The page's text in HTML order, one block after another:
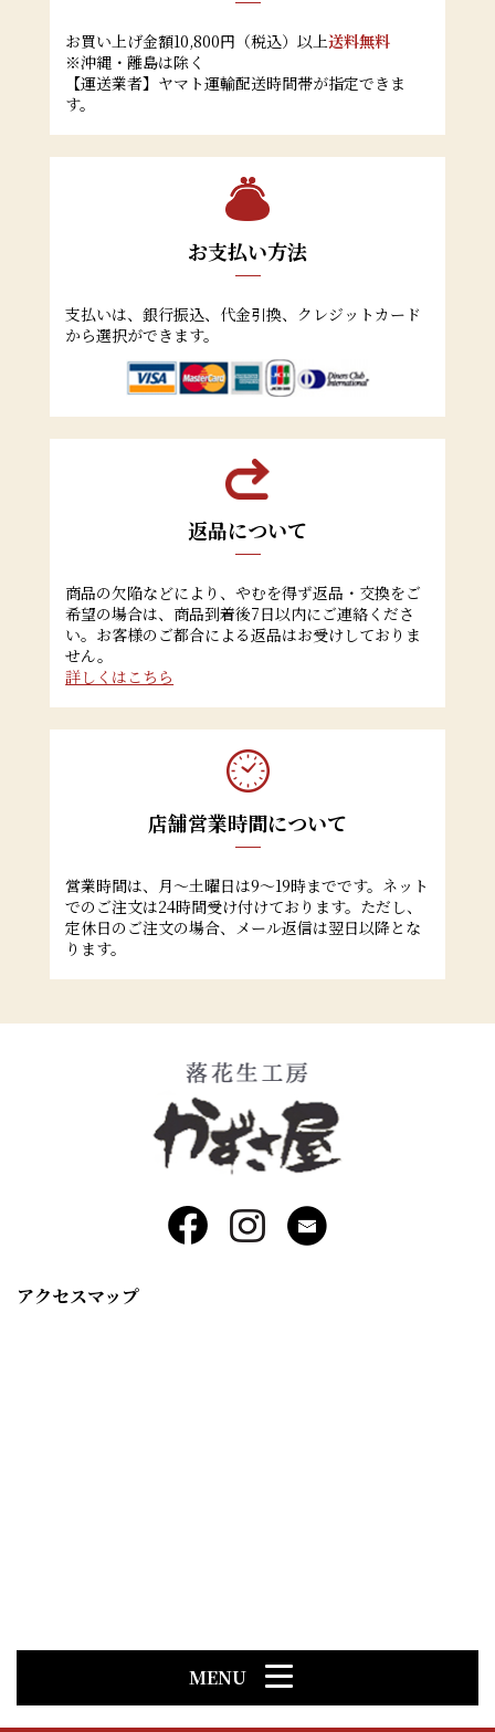
お買い上げ金額10,800円（税込）以上送料無料
※沖縄・離島は除く
【運送業者】ヤマト運輸配送時間帯が指定できま
す。
お支払い方法
支払いは、銀行振込、代金引換、クレジットカード
から選択ができます。
返品について
商品の欠陥などにより、やむを得ず返品・交換をご
希望の場合は、商品到着後7日以内にご連絡くださ
い。お客様のご都合による返品はお受けしておりま
せん。
詳しくはこちら
店舗営業時間について
営業時間は、月～土曜日は9～19時までです。ネット
でのご注文は24時間受け付けております。ただし、
定休日のご注文の場合、メール返信は翌日以降とな
ります。
アクセスマップ
MENU